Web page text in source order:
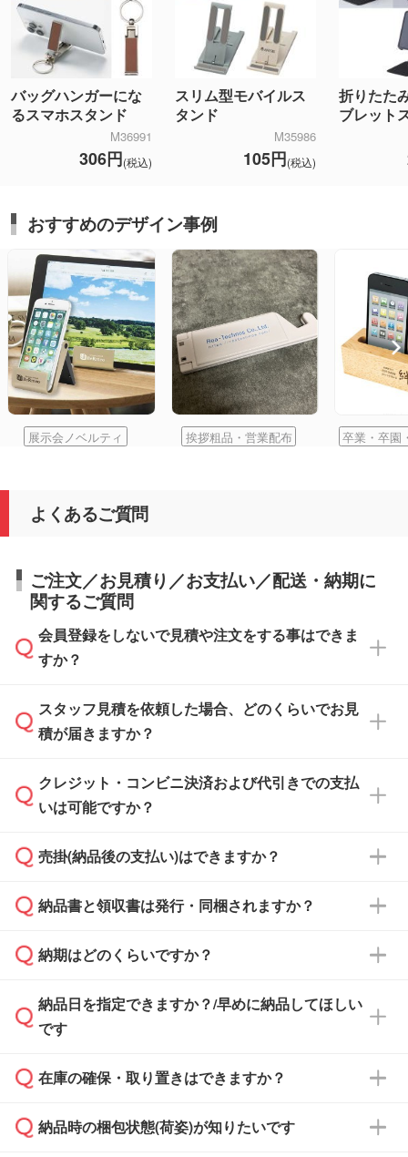
バッグハンガーにな
るスマホスタンド
M36991
306円(税込)
スリム型モバイルス
タンド
M35986
105円(税込)
折りたた
ブレット
おすすめのデザイン事例
展示会ノベルティ 挨拶粗品・営業配布 卒業・卒園
よくあるご質問
ご注文／お見積り／お支払い／配送・納期に
関するご質問
会員登録をしないで見積や注文をする事はできま
すか？
可能です。見積・注文フォームにて『ゲストの
まま進む』ボタンからお進みのうえ、ご依頼く
スタッフ見積を依頼した場合、どのくらいでお見
積が届きますか？
通常、翌営業日までにお送りしております。混
雑状況によっては、お時間をいただくこともご
依頼いただいた場合は、翌営業日以降のご連絡
クレジット・コンビニ決済および代引きでの支払
いは可能ですか？
銀行振込のみのご対応となります。
売掛(納品後の支払い)はできますか？
基本的には先入金をお願いしておりますが、自
どの場合は、月末締め翌月末払いに対応可能で
また、卒業・卒園記念品で対策委員会や個人様
校や幼稚園・保育園であれば、同様の条件でご
ご希望の際は担当スタッフまでお気軽にご相談
ください。
納品書と領収書は発行・同梱されますか？
納品書・領収書は ご依頼をいただいた場合の
ず、通常はPDFデータをメール添付でお送りし
ます。
たは注文フォームの『ご注文に関する備考欄』
納期はどのくらいですか？
・印刷する場合(500個程度)
ご入金、イメージ画像の校了から約2週間～2
ご入金確認後、1～2営業日で出荷いたしま
納品日を指定できますか？/早めに納品してほしい
です
ご希望の納期がある場合は、お問い合わせ・お
い。
在庫の確保・取り置きはできますか？
ご入金確認後に在庫を確保し、注文確定のご連
納品時の梱包状態(荷姿)が知りたいです